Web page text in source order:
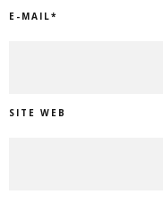
E-MAIL*
SITE WEB